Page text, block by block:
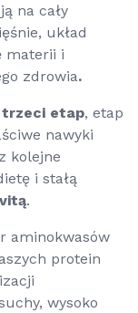
na cały
układ
materii i
zdrowia.
trzeci etap, etap
nawyki
kolejne
i stałą
.
aminokwasów
protein
wysoko